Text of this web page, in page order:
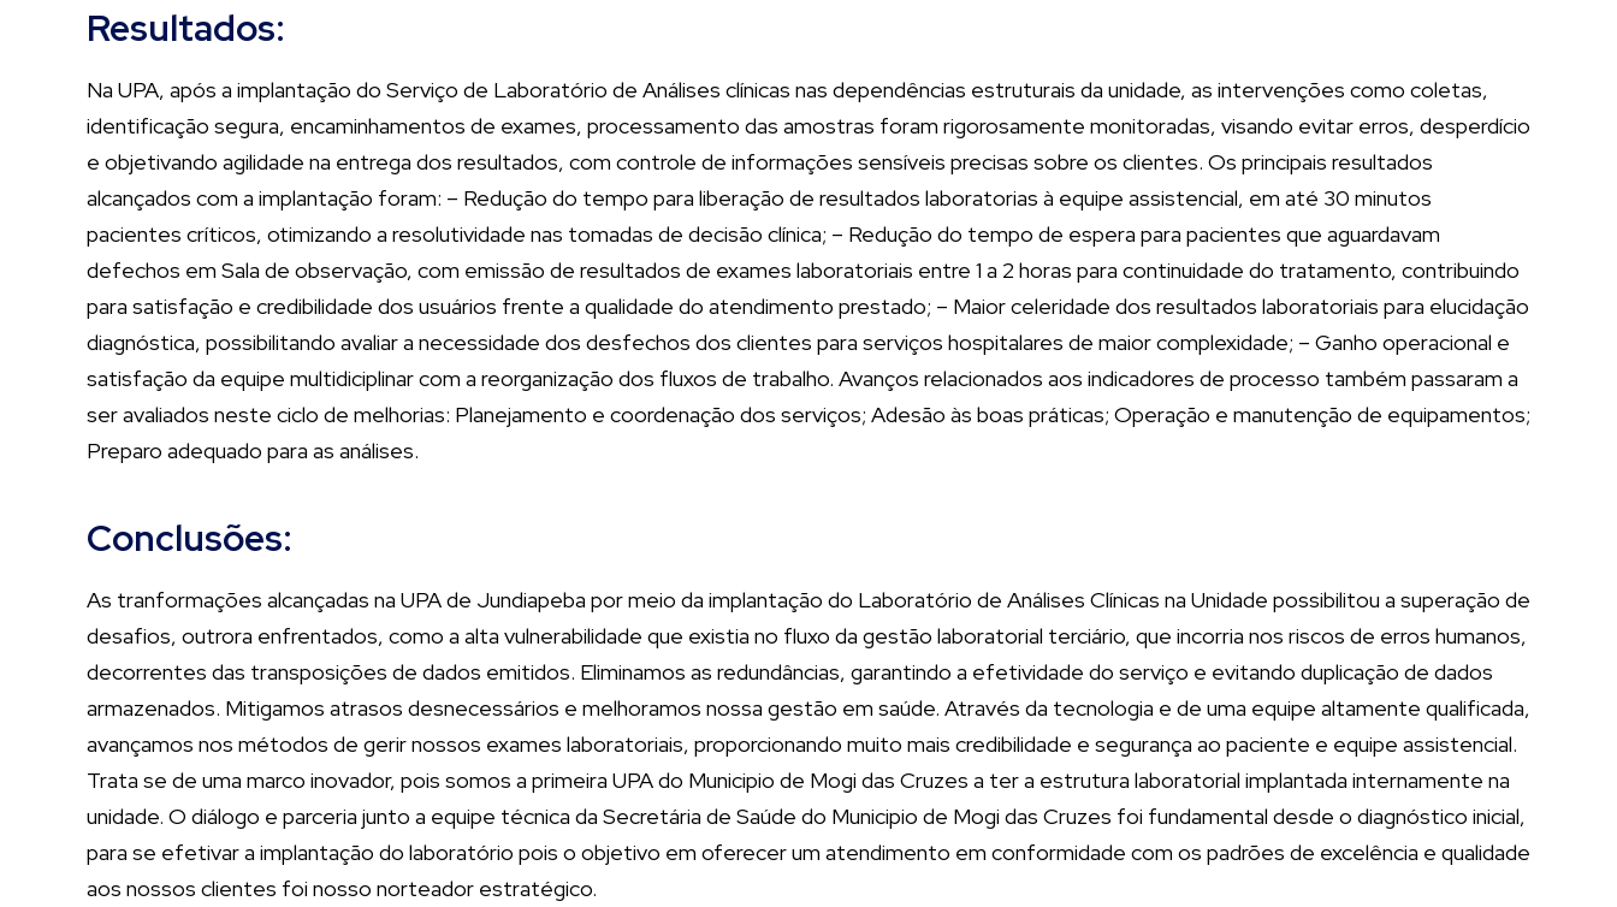
Resultados:
Na UPA, após a implantação do Serviço de Laboratório de Análises clínicas nas dependências estruturais da unidade, as intervenções como coletas,
identificação segura, encaminhamentos de exames, processamento das amostras foram rigorosamente monitoradas, visando evitar erros, desperdício
e objetivando agilidade na entrega dos resultados, com controle de informações sensíveis precisas sobre os clientes. Os principais resultados
alcançados com a implantação foram: – Redução do tempo para liberação de resultados laboratorias à equipe assistencial, em até 30 minutos
pacientes críticos, otimizando a resolutividade nas tomadas de decisão clínica; – Redução do tempo de espera para pacientes que aguardavam
defechos em Sala de observação, com emissão de resultados de exames laboratoriais entre 1 a 2 horas para continuidade do tratamento, contribuindo
para satisfação e credibilidade dos usuários frente a qualidade do atendimento prestado; – Maior celeridade dos resultados laboratoriais para elucidação
diagnóstica, possibilitando avaliar a necessidade dos desfechos dos clientes para serviços hospitalares de maior complexidade; – Ganho operacional e
satisfação da equipe multidiciplinar com a reorganização dos fluxos de trabalho. Avanços relacionados aos indicadores de processo também passaram a
ser avaliados neste ciclo de melhorias: Planejamento e coordenação dos serviços; Adesão às boas práticas; Operação e manutenção de equipamentos;
Preparo adequado para as análises.
Conclusões:
As tranformações alcançadas na UPA de Jundiapeba por meio da implantação do Laboratório de Análises Clínicas na Unidade possibilitou a superação de
desafios, outrora enfrentados, como a alta vulnerabilidade que existia no fluxo da gestão laboratorial terciário, que incorria nos riscos de erros humanos,
decorrentes das transposições de dados emitidos. Eliminamos as redundâncias, garantindo a efetividade do serviço e evitando duplicação de dados
armazenados. Mitigamos atrasos desnecessários e melhoramos nossa gestão em saúde. Através da tecnologia e de uma equipe altamente qualificada,
avançamos nos métodos de gerir nossos exames laboratoriais, proporcionando muito mais credibilidade e segurança ao paciente e equipe assistencial.
Trata se de uma marco inovador, pois somos a primeira UPA do Municipio de Mogi das Cruzes a ter a estrutura laboratorial implantada internamente na
unidade. O diálogo e parceria junto a equipe técnica da Secretária de Saúde do Municipio de Mogi das Cruzes foi fundamental desde o diagnóstico inicial,
para se efetivar a implantação do laboratório pois o objetivo em oferecer um atendimento em conformidade com os padrões de excelência e qualidade
aos nossos clientes foi nosso norteador estratégico.